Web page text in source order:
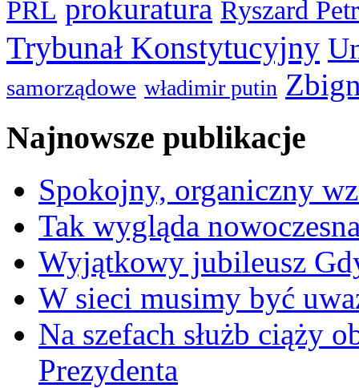
PRL prokuratura Ryszard
Trybunał Konstytucyjny
samorządowe władimir putin
Najnowsze publikacje
Spokojny, organiczny
Tak wygląda
Wyjątkowy jubileusz
W sieci musimy być
Na szefach służb ciąży
Prezydenta